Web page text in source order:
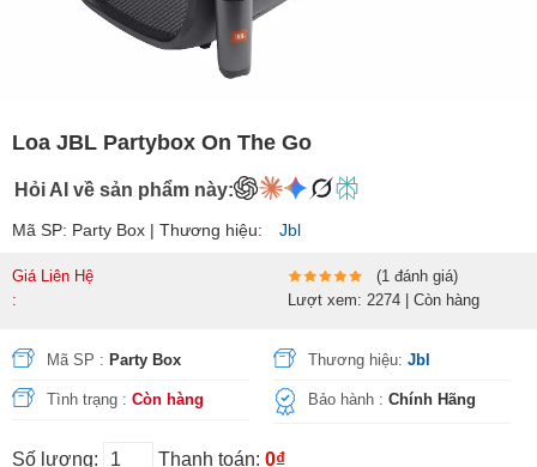
Loa JBL Partybox On The Go
Hỏi AI về sản phẩm này:
Mã SP: Party Box | Thương hiệu: Jbl
Giá Liên Hệ
:
(1 đánh giá)
Lượt xem: 2274 | Còn hàng
Mã SP : Party Box Thương hiệu:Jbl
Tình trạng : Còn hàng Bảo hành :Chính Hãng
Số lượng: Thanh toán: 0₫